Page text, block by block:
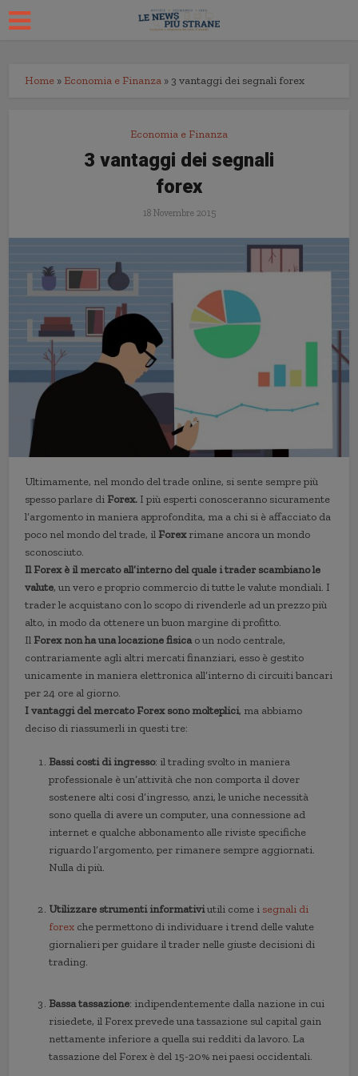
Home » Economia e Finanza » 3 vantaggi dei segnali forex
Economia e Finanza
3 vantaggi dei segnali
forex
18 Novembre 2015
Ultimamente, nel mondo del trade online, si sente sempre più
spesso parlare di Forex. I più esperti conosceranno sicuramente
l’argomento in maniera approfondita, ma a chi si è affacciato da
poco nel mondo del trade, il Forexrimane ancora un mondo
sconosciuto.
Il Forex è il mercato all’interno del quale i trader scambiano le
valute, un vero e proprio commercio di tutte le valute mondiali. I
trader le acquistano con lo scopo di rivenderle ad un prezzo più
alto, in modo da ottenere un buon margine di profitto.
Il Forex non ha una locazione fisicao un nodo centrale,
contrariamente agli altri mercati finanziari, esso è gestito
unicamente in maniera elettronica all’interno di circuiti bancari
per 24 ore al giorno.
I vantaggi del mercato Forex sono molteplici, ma abbiamo
deciso di riassumerli in questi tre:
Bassi costi di ingresso: il trading svolto in maniera
professionale è un’attività che non comporta il dover
sostenere alti cosi d’ingresso, anzi, le uniche necessità
sono quella di avere un computer, una connessione ad
internet e qualche abbonamento alle riviste specifiche
riguardo l’argomento, per rimanere sempre aggiornati.
Nulla di più.
Utilizzare strumenti informativiutili come i segnali di
forex che permettono di individuare i trend delle valute
giornalieri per guidare il trader nelle giuste decisioni di
trading.
Bassa tassazione: indipendentemente dalla nazione in cui
risiedete, il Forex prevede una tassazione sul capital gain
nettamente inferiore a quella sui redditi da lavoro. La
tassazione del Forex è del 15-20% nei paesi occidentali.